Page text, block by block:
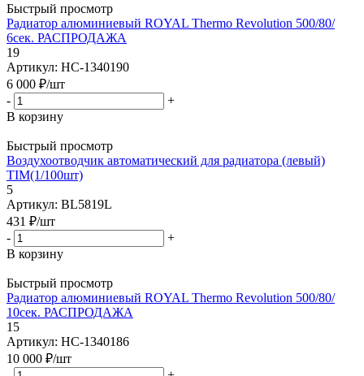
Быстрый просмотр
Радиатор алюминиевый ROYAL Thermo Revolution 500/80/
6сек. РАСПРОДАЖА
19
Артикул: НС-1340190
6 000 ₽/шт
-
+
В корзину
Быстрый просмотр
Воздухоотводчик автоматический для радиатора (левый)
TIM(1/100шт)
5
Артикул: BL5819L
431 ₽/шт
-
+
В корзину
Быстрый просмотр
Радиатор алюминиевый ROYAL Thermo Revolution 500/80/
10сек. РАСПРОДАЖА
15
Артикул: НС-1340186
10 000 ₽/шт